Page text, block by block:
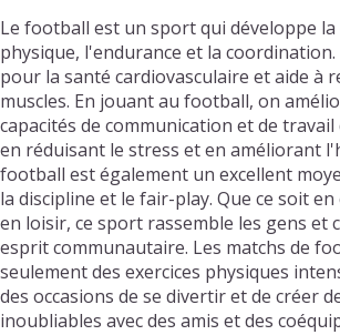
Le football est un sport qui développe
physique, l'endurance et la
pour la santé cardiovasculaire et aide à
muscles. En jouant au football, on
capacités de communication et de
en réduisant le stress et en améliorant
football est également un excellent
la discipline et le fair-play. Que ce soit
en loisir, ce sport rassemble les gens et
esprit communautaire. Les matchs de
seulement des exercices physiques
des occasions de se divertir et de créer
inoubliables avec des amis et des